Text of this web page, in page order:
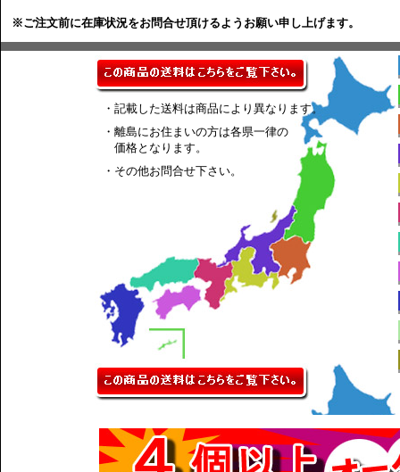
※ご注文前に在庫状況をお問合せ頂けるようお願い申し上げます。
・記載した送料は商品により異なります。
・離島にお住まいの方は各県一律の
価格となります。
・その他お問合せ下さい。